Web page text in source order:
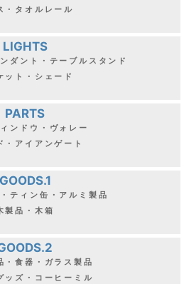
・タオルレール
LIGHTS
ダント・テーブルスタンド
ット・シェード
PARTS
ンドウ・ヴォレー
・アイアンゲート
GOODS.1
ティン缶・アルミ製品
製品・木箱
・食器・ガラス製品
ッズ・コーヒーミル